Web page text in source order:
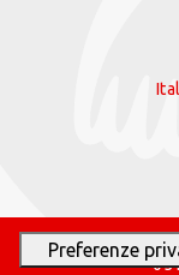
© 2026 IRC